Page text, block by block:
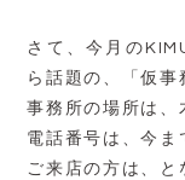
さて、今月の
ら話題の、「仮事
事務所の場所は、
電話番号は、今
ご来店の方は、と